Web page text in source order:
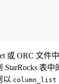
或 ORC 文件
表中
以 column_list